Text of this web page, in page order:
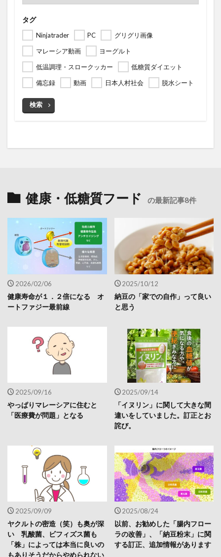
タグ
Ninjatrader PC
グリグリ画像
マレーシア動画
ヨーグルト
低温調理・スロークッカー
低糖質ダイエット
備忘録
動画 日本人村社会 脱水シート
検索
健康・低糖質フード の最新記事8件
2026/02/06
健康寿命が１．２倍になる オ
ートファジー最前線
2025/10/12
納豆の「家での自作」って良い
と思う
2025/09/16
やっぱりマレーシアに住むと
「医療費が問題」となる
2025/09/14
「イヌリン」に関して大きな間
違いをしていました。訂正とお
詫び。
2025/09/09
ヤクルトの密造（笑）も奥が深
い 乳酸菌、ビフィズス菌も
「株」によっては本当に良いの
もありそうだからやめられない
2025/08/24
以前、お勧めした「腸内フロー
ラの改善」、「納豆粉末」に関
する訂正、追加情報があります